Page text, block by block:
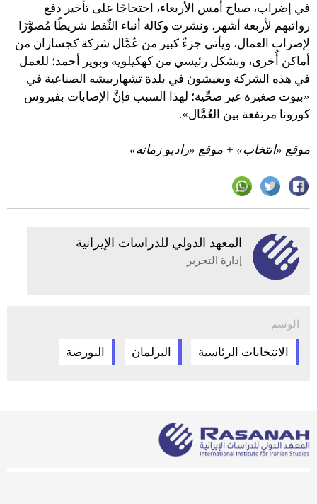
في إضراب، صباح أمس الأربعاء، احتجاجًا على تأخير دفع
رواتبهم لأربعة أشهر، ونشرت وكالة أنباء النِّفط شريطًا مُصوَّرًا
لإضراب العمال، ويأتي جزءٌ كبير من عُمَّال شركة كجساران من
أماكن أُخرى، وبشكل رئيسي من كهكيلويه وبوير أحمد؛ للعمل
في هذه الشركة ويعيشون في بلدة تشهاربيشه الصناعية في
«بيوت صغيرة غير صحِّية؛ لهذا السبب فإنَّ الإصابات بفيروس
كورونا مرتفعة بين العُمَّال».
موقع «انتخاب» + موقع «راديو زمانه»
المعهد الدولي للدراسات الإيرانية
إدارة التحرير
الوسم
الانتخابات الرئاسية البرلمان البورصة